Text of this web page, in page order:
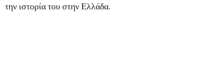
την ιστορία του στην Ελλάδα.